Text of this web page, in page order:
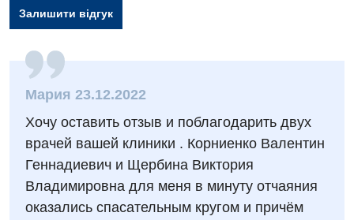
Вакансії
Заходи БПР
Інтернатура
Енциклопедія
Програма лояльності
Діагностика
Ангіографічні дослідження
Діагностичне відділення
Ендоскопічне відділення
Відділ госпіталізації
Відділення кардіосудинної патології та неврології
Відділення невідкладних станів
Залишити відгук
Мария 23.12.2022
Хочу оставить отзыв и поблагодарить двух
врачей вашей клиники . Корниенко Валентин
Геннадиевич и Щербина Виктория
Владимировна для меня в минуту отчаяния
оказались спасательным кругом и причём